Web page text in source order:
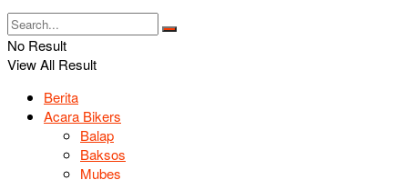
No Result
View All Result
Berita
Acara Bikers
Balap
Baksos
Mubes